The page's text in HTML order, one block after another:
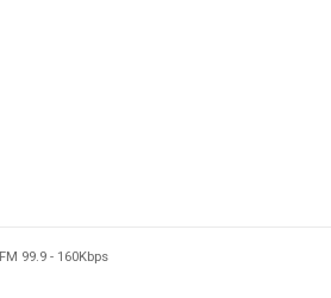
FM 99.9- 160Kbps